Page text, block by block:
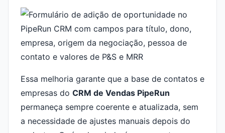
Essa melhoria garante que a base de contatos e
empresas do CRM de Vendas PipeRun
permaneça sempre coerente e atualizada, sem
a necessidade de ajustes manuais depois do